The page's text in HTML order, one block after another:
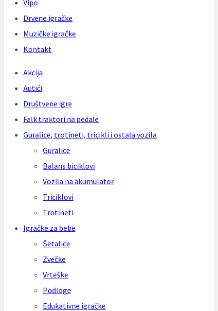
Vipo
Drvene igračke
Muzičke igračke
Kontakt
Akcija
Autići
Društvene igre
Falk traktori na pedale
Guralice, trotineti, tricikli i ostala vozila
Guralice
Balans biciklovi
Vozila na akumulator
Triciklovi
Trotineti
Igračke za bebe
Šetalice
Zvečke
Vrteške
Podloge
Edukativne igračke